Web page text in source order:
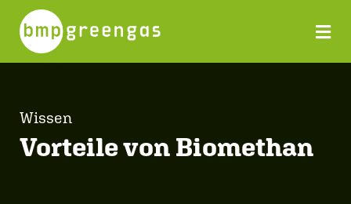
Wissen
Vorteile von Biomethan